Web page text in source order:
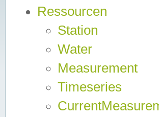
Ressourcen
Station
Water
Measurement
Timeseries